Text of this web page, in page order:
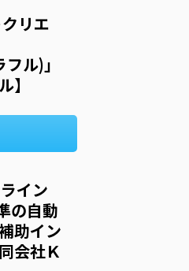
リエ
ル)」
】
イン
の自動
助イン
会社Ｋ